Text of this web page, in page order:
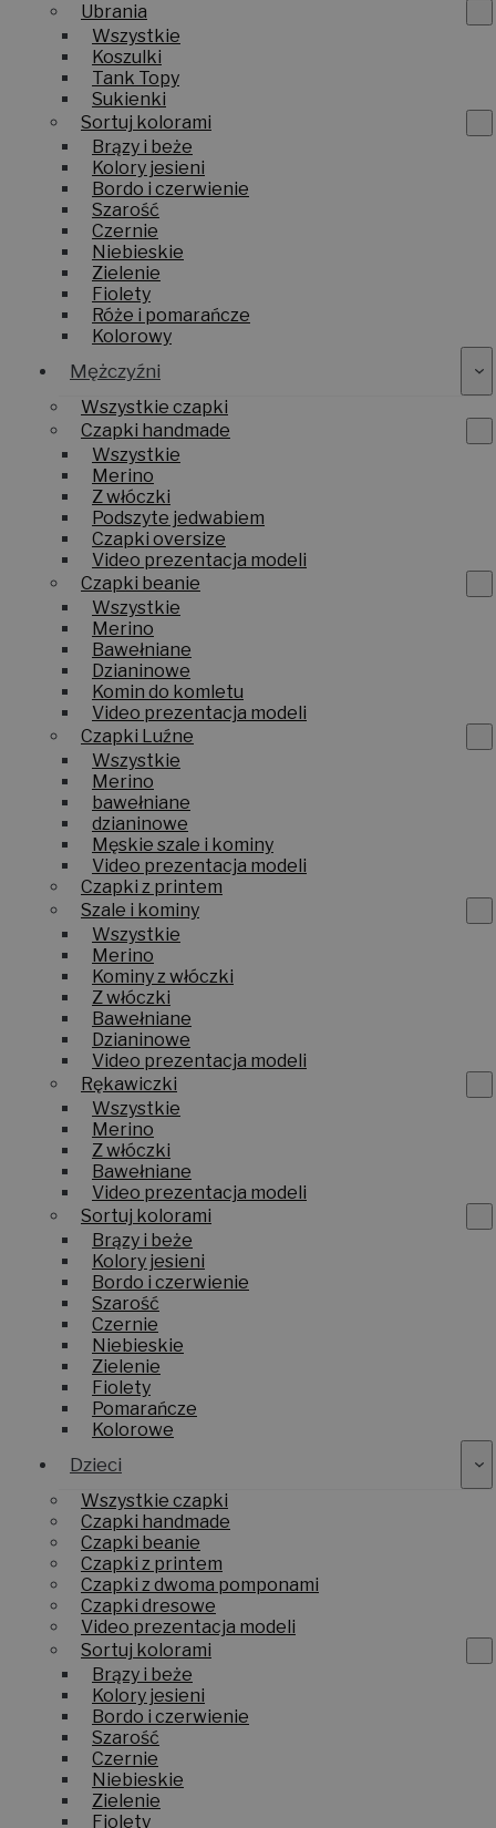
Ubrania
Wszystkie
Koszulki
Tank Topy
Sukienki
Sortuj kolorami
Brązy i beże
Kolory jesieni
Bordo i czerwienie
Szarość
Czernie
Niebieskie
Zielenie
Fiolety
Róże i pomarańcze
Kolorowy
Mężczyźni
Wszystkie czapki
Czapki handmade
Wszystkie
Merino
Z włóczki
Podszyte jedwabiem
Czapki oversize
Video prezentacja modeli
Czapki beanie
Wszystkie
Merino
Bawełniane
Dzianinowe
Komin do komletu
Video prezentacja modeli
Czapki Luźne
Wszystkie
Merino
bawełniane
dzianinowe
Męskie szale i kominy
Video prezentacja modeli
Czapki z printem
Szale i kominy
Wszystkie
Merino
Kominy z włóczki
Z włóczki
Bawełniane
Dzianinowe
Video prezentacja modeli
Rękawiczki
Wszystkie
Merino
Z włóczki
Bawełniane
Video prezentacja modeli
Sortuj kolorami
Brązy i beże
Kolory jesieni
Bordo i czerwienie
Szarość
Czernie
Niebieskie
Zielenie
Fiolety
Pomarańcze
Kolorowe
Dzieci
Wszystkie czapki
Czapki handmade
Czapki beanie
Czapki z printem
Czapki z dwoma pomponami
Czapki dresowe
Video prezentacja modeli
Sortuj kolorami
Brązy i beże
Kolory jesieni
Bordo i czerwienie
Szarość
Czernie
Niebieskie
Zielenie
Fiolety